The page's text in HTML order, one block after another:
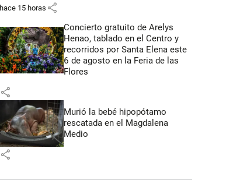
hace 15 horas share
Concierto gratuito de Arelys
Henao, tablado en el Centro y
recorridos por Santa Elena este
6 de agosto en la Feria de las
Flores
share
Murió la bebé hipopótamo
rescatada en el Magdalena
Medio
share